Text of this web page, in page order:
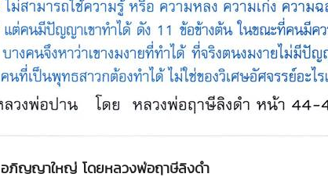
อภิญญาใหญ่ โดยหลวงพ่อฤาษีลิงดำ